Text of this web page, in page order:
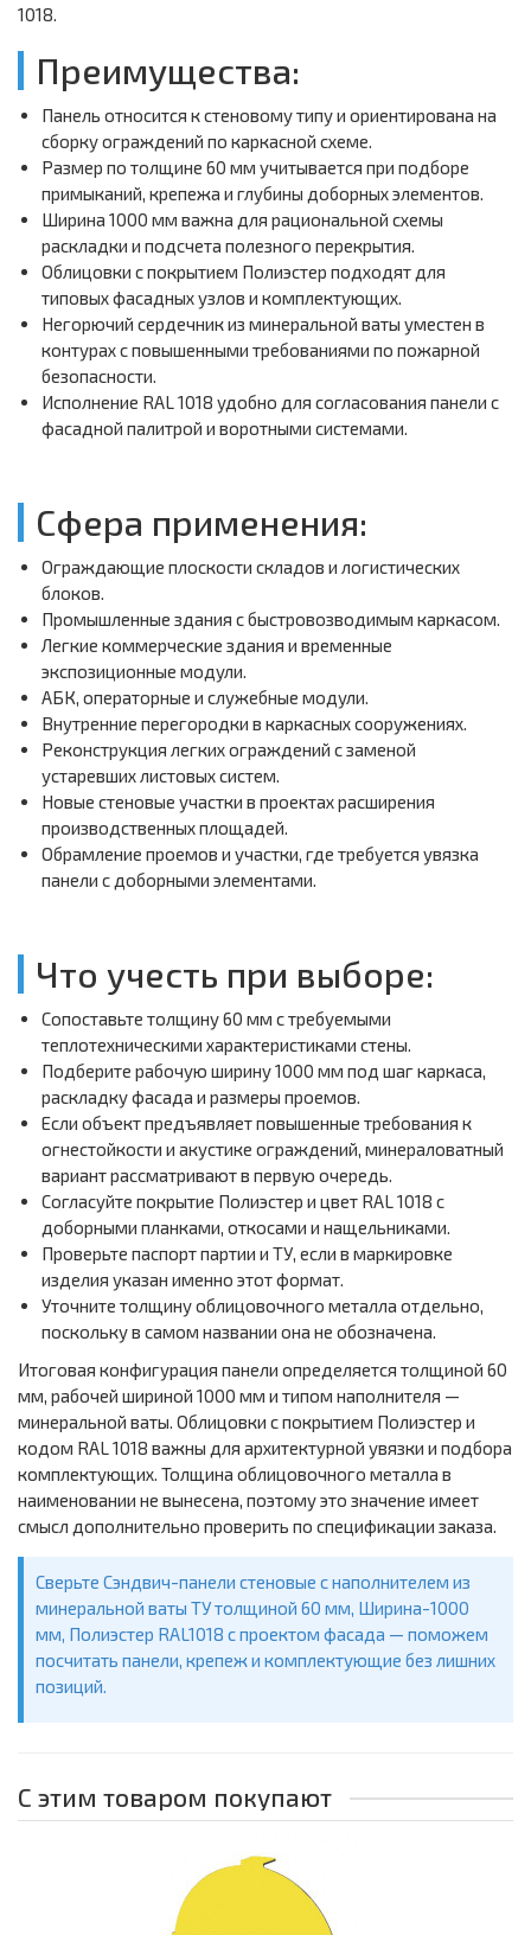
1018.
Преимущества:
Панель относится к стеновому типу и ориентирована на
сборку ограждений по каркасной схеме.
Размер по толщине 60 мм учитывается при подборе
примыканий, крепежа и глубины доборных элементов.
Ширина 1000 мм важна для рациональной схемы
раскладки и подсчета полезного перекрытия.
Облицовки с покрытием Полиэстер подходят для
типовых фасадных узлов и комплектующих.
Негорючий сердечник из минеральной ваты уместен в
контурах с повышенными требованиями по пожарной
безопасности.
Исполнение RAL 1018 удобно для согласования панели с
фасадной палитрой и воротными системами.
Сфера применения:
Ограждающие плоскости складов и логистических
блоков.
Промышленные здания с быстровозводимым каркасом.
Легкие коммерческие здания и временные
экспозиционные модули.
АБК, операторные и служебные модули.
Внутренние перегородки в каркасных сооружениях.
Реконструкция легких ограждений с заменой
устаревших листовых систем.
Новые стеновые участки в проектах расширения
производственных площадей.
Обрамление проемов и участки, где требуется увязка
панели с доборными элементами.
Что учесть при выборе:
Сопоставьте толщину 60 мм с требуемыми
теплотехническими характеристиками стены.
Подберите рабочую ширину 1000 мм под шаг каркаса,
раскладку фасада и размеры проемов.
Если объект предъявляет повышенные требования к
огнестойкости и акустике ограждений, минераловатный
вариант рассматривают в первую очередь.
Согласуйте покрытие Полиэстер и цвет RAL 1018 с
доборными планками, откосами и нащельниками.
Проверьте паспорт партии и ТУ, если в маркировке
изделия указан именно этот формат.
Уточните толщину облицовочного металла отдельно,
поскольку в самом названии она не обозначена.
Итоговая конфигурация панели определяется толщиной 60
мм, рабочей шириной 1000 мм и типом наполнителя —
минеральной ваты. Облицовки с покрытием Полиэстер и
кодом RAL 1018 важны для архитектурной увязки и подбора
комплектующих. Толщина облицовочного металла в
наименовании не вынесена, поэтому это значение имеет
смысл дополнительно проверить по спецификации заказа.
Сверьте Сэндвич-панели стеновые с наполнителем из
минеральной ваты ТУ толщиной 60 мм, Ширина-1000
мм, Полиэстер RAL1018 с проектом фасада — поможем
посчитать панели, крепеж и комплектующие без лишних
позиций.
С этим товаром покупают